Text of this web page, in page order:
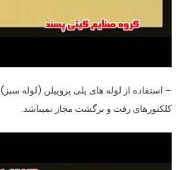
– استفاده از لوله های پلی پروپیلن (لوله
کلکتورهای رفت و برگشت مجاز نمیباشد.